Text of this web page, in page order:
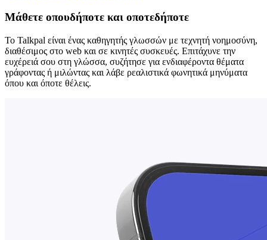
Μάθετε οπουδήποτε και οποτεδήποτε
Το Talkpal είναι ένας καθηγητής γλωσσών με τεχνητή νοημοσύνη,
διαθέσιμος στο web και σε κινητές συσκευές. Επιτάχυνε την
ευχέρειά σου στη γλώσσα, συζήτησε για ενδιαφέροντα θέματα
γράφοντας ή μιλώντας και λάβε ρεαλιστικά φωνητικά μηνύματα
όπου και όποτε θέλεις.